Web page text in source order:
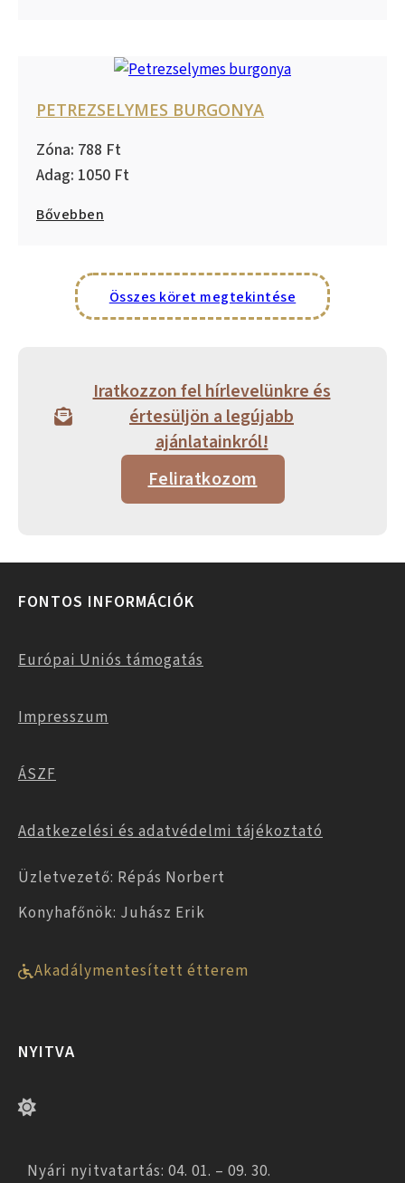
PETREZSELYMES BURGONYA
788
1050
Bővebben
Összes köret megtekintése
Iratkozzon fel hírlevelünkre és
értesüljön a legújabb
ajánlatainkról!
Feliratkozom
FONTOS INFORMÁCIÓK
Európai Uniós támogatás
Impresszum
ÁSZF
Adatkezelési és adatvédelmi tájékoztató
Üzletvezető: Répás Norbert
Konyhafőnök: Juhász Erik
Akadálymentesített étterem
NYITVA
Nyári nyitvatartás: 04. 01. – 09. 30.